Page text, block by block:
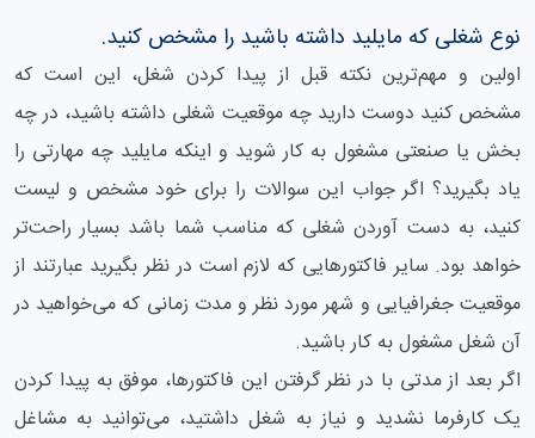
نوع شغلی که مایلید داشته باشید را مشخص کنید.
اولین و مهم‌ترین نکته قبل از پیدا کردن شغل، این است که
مشخص کنید دوست دارید چه موقعیت شغلی داشته باشید، در چه
بخش یا صنعتی مشغول به کار شوید و اینکه مایلید چه مهارتی را
یاد بگیرید؟ اگر جواب این سوالات را برای خود مشخص و لیست
کنید، به دست آوردن شغلی که مناسب شما باشد بسیار راحت‌تر
خواهد بود. سایر فاکتورهایی که لازم است در نظر بگیرید عبارتند از
موقعیت جغرافیایی و شهر مورد نظر و مدت زمانی که می‌خواهید در
آن شغل مشغول به کار باشید.
اگر بعد از مدتی با در نظر گرفتن این فاکتورها، موفق به پیدا کردن
یک کارفرما نشدید و نیاز به شغل داشتید، می‌توانید به مشاغل